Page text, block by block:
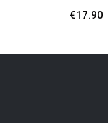
€17.90